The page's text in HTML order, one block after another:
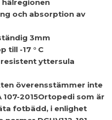
och absorption av
3mm
till -17 ° C
resistent yttersula
överensstämmer inte
107-2015Ortopedi som är
fotbädd, i enlighet